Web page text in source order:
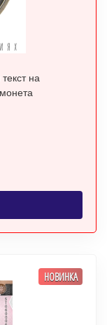
на
НОВИНКА